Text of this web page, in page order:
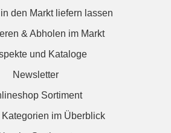
den Markt liefern lassen
& Abholen im Markt
und Kataloge
Newsletter
Sortiment
im Überblick